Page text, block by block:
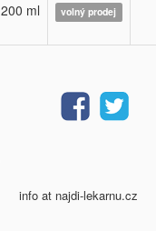
200 ml volný prodej
info at najdi-lekarnu.cz